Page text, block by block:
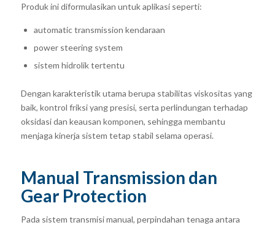
Produk ini diformulasikan untuk aplikasi seperti:
automatic transmission kendaraan
power steering system
sistem hidrolik tertentu
Dengan karakteristik utama berupa stabilitas viskositas yang
baik, kontrol friksi yang presisi, serta perlindungan terhadap
oksidasi dan keausan komponen, sehingga membantu
menjaga kinerja sistem tetap stabil selama operasi.
Manual Transmission dan
Gear Protection
Pada sistem transmisi manual, perpindahan tenaga antara